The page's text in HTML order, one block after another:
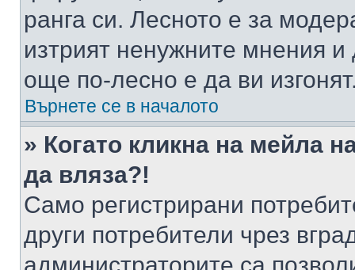
ранга си. Лесното е за
изтрият ненужните мнения
още по-лесно е да ви
Върнете се в началото
» Когато кликна на мейла
да вляза?!
Само регистрирани
други потребители чрез